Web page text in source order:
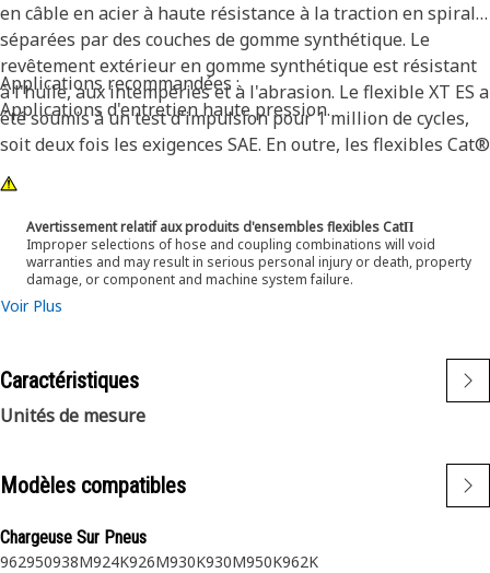
en câble en acier à haute résistance à la traction en spirale
séparées par des couches de gomme synthétique. Le
revêtement extérieur en gomme synthétique est résistant
à l'huile, aux intempéries et à l'abrasion. Le flexible XT ES a
été soumis à un test d'impulsion pour 1 million de cycles,
soit deux fois les exigences SAE. En outre, les flexibles Cat®
XT ES sont conçus pour être utilisés à la moitié de l'angle
de courbure SAE. Ce qui signifie qu'ils se courbent mieux
dans les endroits étroits et réduisent la longueur de
flexible nécessaire. Ces caractéristiques garantissent une
installation simplifiée, une durée de vie élevée et une
excellente fiabilité.
Applications recommandées :
Applications d'entretien haute pression.
Avertissement relatif aux produits d'ensembles flexibles CatΠ
Improper selections of hose and coupling combinations will void
warranties and may result in serious personal injury or death, property
damage, or component and machine system failure.
Voir Plus
Caractéristiques
Unités de mesure
Modèles compatibles
Chargeuse Sur Pneus
962950938M924K926M930K930M950K962K